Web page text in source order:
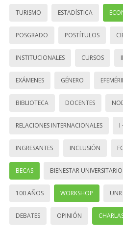
TURISMO ESTADÍSTICA
POSGRADO POSTÍTULOS
INSTITUCIONALES CURSOS
EXÁMENES GÉNERO
BIBLIOTECA DOCENTES
RELACIONES INTERNACIONALES I
INGRESANTES INCLUSIÓN
BECAS BIENESTAR UNIVERSITARIO
100 AÑOS WORKSHOP UNR
DEBATES OPINIÓN